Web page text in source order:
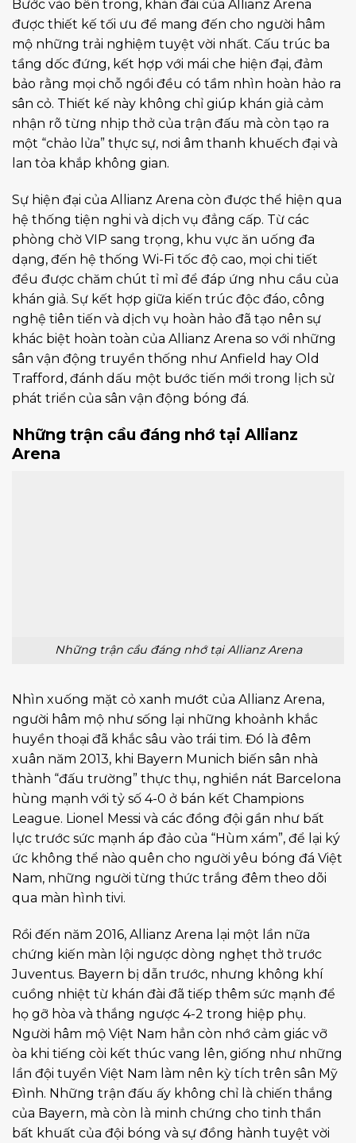
Bước vào bên trong, khán đài của Allianz Arena
được thiết kế tối ưu để mang đến cho người hâm
mộ những trải nghiệm tuyệt vời nhất. Cấu trúc ba
tầng dốc đứng, kết hợp với mái che hiện đại, đảm
bảo rằng mọi chỗ ngồi đều có tầm nhìn hoàn hảo ra
sân cỏ. Thiết kế này không chỉ giúp khán giả cảm
nhận rõ từng nhịp thở của trận đấu mà còn tạo ra
một “chảo lửa” thực sự, nơi âm thanh khuếch đại và
lan tỏa khắp không gian.
Sự hiện đại của Allianz Arena còn được thể hiện qua
hệ thống tiện nghi và dịch vụ đẳng cấp. Từ các
phòng chờ VIP sang trọng, khu vực ăn uống đa
dạng, đến hệ thống Wi-Fi tốc độ cao, mọi chi tiết
đều được chăm chút tỉ mỉ để đáp ứng nhu cầu của
khán giả. Sự kết hợp giữa kiến trúc độc đáo, công
nghệ tiên tiến và dịch vụ hoàn hảo đã tạo nên sự
khác biệt hoàn toàn của Allianz Arena so với những
sân vận động truyền thống như Anfield hay Old
Trafford, đánh dấu một bước tiến mới trong lịch sử
phát triển của sân vận động bóng đá.
Những trận cầu đáng nhớ tại Allianz
Arena
Những trận cầu đáng nhớ tại Allianz Arena
Nhìn xuống mặt cỏ xanh mướt của Allianz Arena,
người hâm mộ như sống lại những khoảnh khắc
huyền thoại đã khắc sâu vào trái tim. Đó là đêm
xuân năm 2013, khi Bayern Munich biến sân nhà
thành “đấu trường” thực thụ, nghiền nát Barcelona
hùng mạnh với tỷ số 4-0 ở bán kết Champions
League. Lionel Messi và các đồng đội gần như bất
lực trước sức mạnh áp đảo của “Hùm xám”, để lại ký
ức không thể nào quên cho người yêu bóng đá Việt
Nam, những người từng thức trắng đêm theo dõi
qua màn hình tivi.
Rồi đến năm 2016, Allianz Arena lại một lần nữa
chứng kiến màn lội ngược dòng nghẹt thở trước
Juventus. Bayern bị dẫn trước, nhưng không khí
cuồng nhiệt từ khán đài đã tiếp thêm sức mạnh để
họ gỡ hòa và thắng ngược 4-2 trong hiệp phụ.
Người hâm mộ Việt Nam hẳn còn nhớ cảm giác vỡ
òa khi tiếng còi kết thúc vang lên, giống như những
lần đội tuyển Việt Nam làm nên kỳ tích trên sân Mỹ
Đình. Những trận đấu ấy không chỉ là chiến thắng
của Bayern, mà còn là minh chứng cho tinh thần
bất khuất của đội bóng và sự đồng hành tuyệt vời